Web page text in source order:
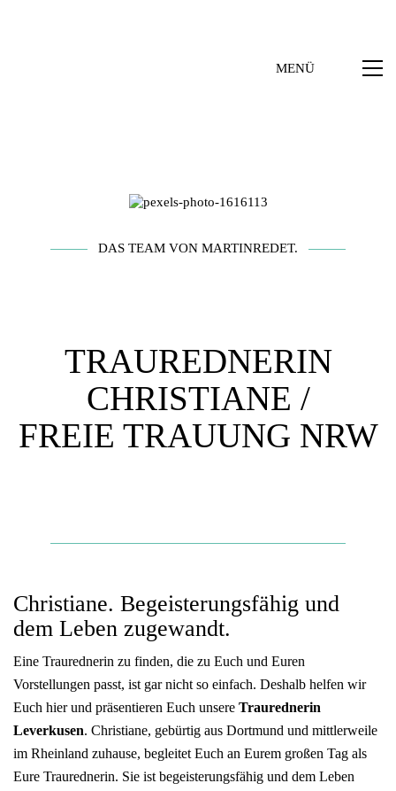
MENÜ
DAS TEAM VON MARTINREDET.
TRAUREDNERIN
CHRISTIANE /
FREIE TRAUUNG NRW
Christiane. Begeisterungsfähig und
dem Leben zugewandt.
Eine Traurednerin zu finden, die zu Euch und Euren
Vorstellungen passt, ist gar nicht so einfach. Deshalb helfen wir
Euch hier und präsentieren Euch unsere Traurednerin
Leverkusen. Christiane, gebürtig aus Dortmund und mittlerweile
im Rheinland zuhause, begleitet Euch an Eurem großen Tag als
Eure Traurednerin. Sie ist begeisterungsfähig und dem Leben